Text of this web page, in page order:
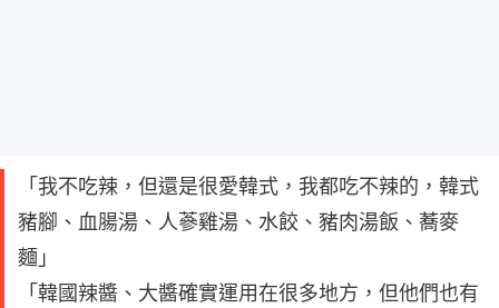
「我不吃辣，但還是很愛韓式，我都吃不辣的，韓式
豬腳、血腸湯、人蔘雞湯、水餃、豬肉湯飯、蕎麥
麵」
「韓國辣醬、大醬確實運用在很多地方，但他們也有